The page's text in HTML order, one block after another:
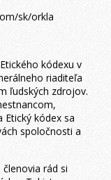
sk/orkla
kódexu v
riaditeľa
ľudských zdrojov.
Etický kódex sa
spoločnosti a
rád si